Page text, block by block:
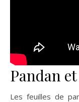
Pandan
Les feuilles de